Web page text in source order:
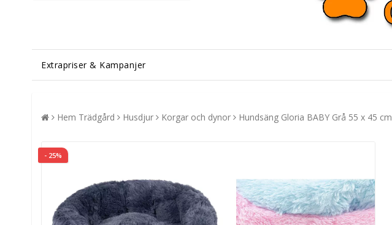
Extrapriser & Kampanjer
Hem Trädgård Husdjur Korgar och dynor Hundsäng Gloria BABY Grå 55 x 45 cm
- 25%